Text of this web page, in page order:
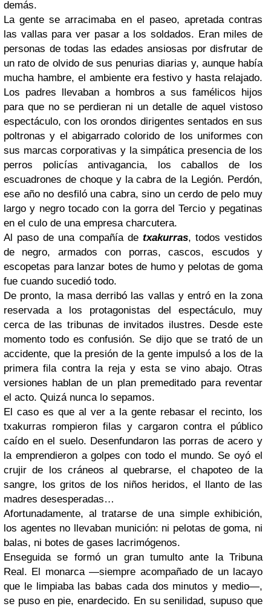
demás.
La gente se arracimaba en el paseo, apretada contras
las vallas para ver pasar a los soldados. Eran miles de
personas de todas las edades ansiosas por disfrutar de
un rato de olvido de sus penurias diarias y, aunque había
mucha hambre, el ambiente era festivo y hasta relajado.
Los padres llevaban a hombros a sus famélicos hijos
para que no se perdieran ni un detalle de aquel vistoso
espectáculo, con los orondos dirigentes sentados en sus
poltronas y el abigarrado colorido de los uniformes con
sus marcas corporativas y la simpática presencia de los
perros policías antivagancia, los caballos de los
escuadrones de choque y la cabra de la Legión. Perdón,
ese año no desfiló una cabra, sino un cerdo de pelo muy
largo y negro tocado con la gorra del Tercio y pegatinas
en el culo de una empresa charcutera.
Al paso de una compañía de txakurras, todos vestidos
de negro, armados con porras, cascos, escudos y
escopetas para lanzar botes de humo y pelotas de goma
fue cuando sucedió todo.
De pronto, la masa derribó las vallas y entró en la zona
reservada a los protagonistas del espectáculo, muy
cerca de las tribunas de invitados ilustres. Desde este
momento todo es confusión. Se dijo que se trató de un
accidente, que la presión de la gente impulsó a los de la
primera fila contra la reja y esta se vino abajo. Otras
versiones hablan de un plan premeditado para reventar
el acto. Quizá nunca lo sepamos.
El caso es que al ver a la gente rebasar el recinto, los
txakurras rompieron filas y cargaron contra el público
caído en el suelo. Desenfundaron las porras de acero y
la emprendieron a golpes con todo el mundo. Se oyó el
crujir de los cráneos al quebrarse, el chapoteo de la
sangre, los gritos de los niños heridos, el llanto de las
madres desesperadas…
Afortunadamente, al tratarse de una simple exhibición,
los agentes no llevaban munición: ni pelotas de goma, ni
balas, ni botes de gases lacrimógenos.
Enseguida se formó un gran tumulto ante la Tribuna
Real. El monarca —siempre acompañado de un lacayo
que le limpiaba las babas cada dos minutos y medio—,
se puso en pie, enardecido. En su senilidad, supuso que